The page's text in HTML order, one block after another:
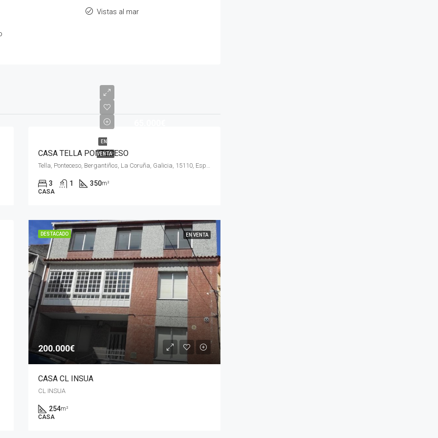
Vistas al mar
EN
VENTA
CASA TELLA PONTECESO
3 1 350m²
CASA
DESTACADO EN VENTA
200.000€
CASA CL INSUA
CL INSUA
254m²
CASA